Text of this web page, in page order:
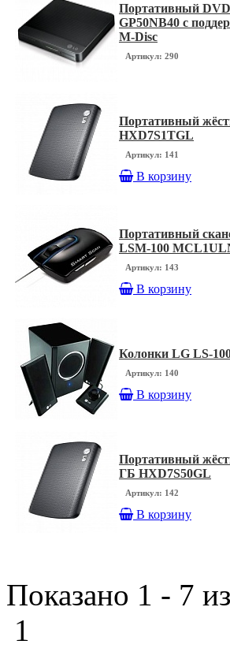
Портативный
GP50NB40 с
M-Disc
Артикул: 290
Портативный
HXD7S1TGL
Артикул: 141
В корзину
Портативный
LSM-100
Артикул: 143
В корзину
Колонки LG LS-
Артикул: 140
В корзину
Портативный
ГБ HXD7S50GL
Артикул: 142
В корзину
Показано 1 - 7
1